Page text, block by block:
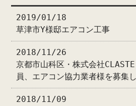
2019/01/18
草津市Y様邸エアコン工事
2018/11/26
京都市山科区・株式会社
員、エアコン協力業者様を募集
2018/11/09